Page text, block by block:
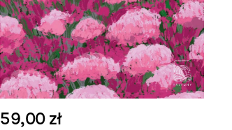
59,00 zł